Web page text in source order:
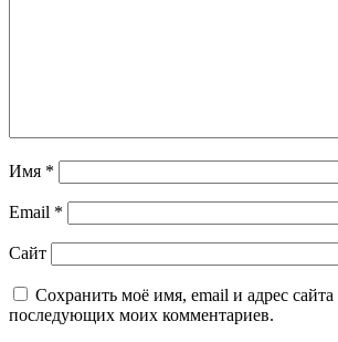
Имя *
Email *
Сайт
Сохранить моё имя, email и адрес сайта
последующих моих комментариев.